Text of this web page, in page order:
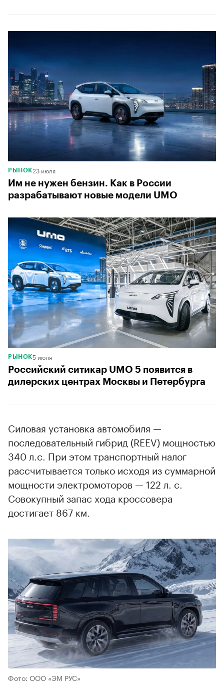
РЫНОК23 июля
Им не нужен бензин. Как в России
разрабатывают новые модели UMO
РЫНОК5 июня
Российский ситикар UMO 5 появится в
дилерских центрах Москвы и Петербурга
Силовая установка автомобиля —
последовательный гибрид (REEV) мощностью
340 л.с. При этом транспортный налог
рассчитывается только исходя из суммарной
мощности электромоторов — 122 л. с.
Совокупный запас хода кроссовера
достигает 867 км.
Фото: ООО «ЭМ РУС»